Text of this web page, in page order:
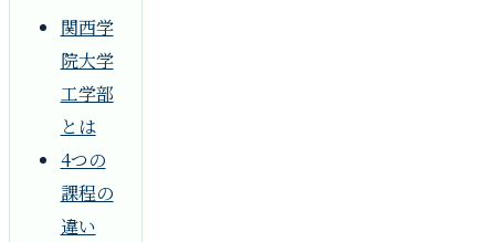
関西学
院大学
工学部
とは
4つの
課程の
違い